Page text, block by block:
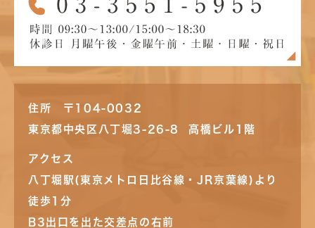
住所 〒104-0032
東京都中央区八丁堀3-26-8 高橋ビル1階
アクセス
八丁堀駅(東京メトロ日比谷線・JR京葉線)より
徒歩1分
B3出口を出た交差点の右前